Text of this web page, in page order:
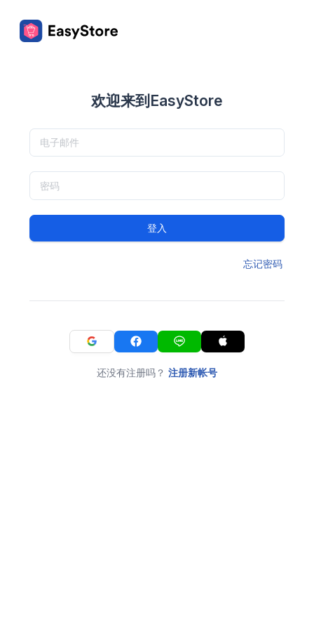
欢迎来到EasyStore
登入
忘记密码
还没有注册吗？ 注册新帐号